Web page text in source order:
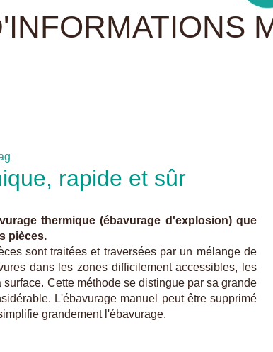
rapide et sûr
thermique (ébavurage d'explosion) que
pièces.
sont traitées et traversées par un mélange de
dans les zones difficilement accessibles, les
Cette méthode se distingue par sa grande
L'ébavurage manuel peut être supprimé
grandement l'ébavurage.